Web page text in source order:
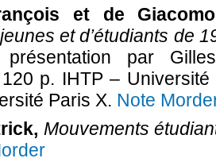
et de
et d’étudiants de
présentation par
p. IHTP –
Paris X. Note
Mouvements